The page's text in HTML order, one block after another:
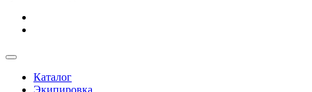
Каталог
Экипировка